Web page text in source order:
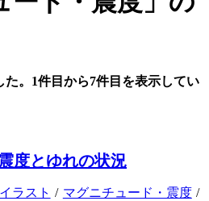
た。1件目から7件目を表示してい
震度とゆれの状況
イラスト / マグニチュード・震度 /